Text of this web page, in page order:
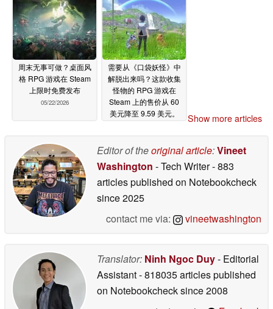
周末无事可做？桌面风
格 RPG 游戏在 Steam
上限时免费发布
05/22/2026
需要从《口袋妖怪》中
解脱出来吗？这款收集
怪物的 RPG 游戏在
Steam 上的售价从 60
美元降至 9.59 美元。
Show more articles
Editor of theoriginal article:Vineet
Washington - Tech Writer- 883
articles published on Notebookcheck
since 2025
contact me via:
vineetwashington
Translator: Ninh Ngoc Duy- Editorial
Assistant- 818035 articles published
on Notebookchecksince 2008